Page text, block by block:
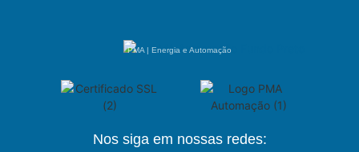
PMA | Energia e Automação
Nos siga em nossas redes: